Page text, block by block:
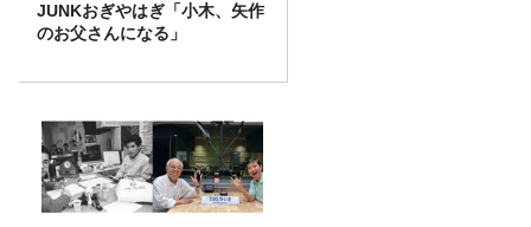
JUNKおぎやはぎ「小木、矢作
のお父さんになる」